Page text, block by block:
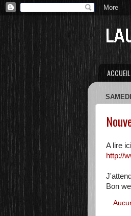
A lire
http://
Bon